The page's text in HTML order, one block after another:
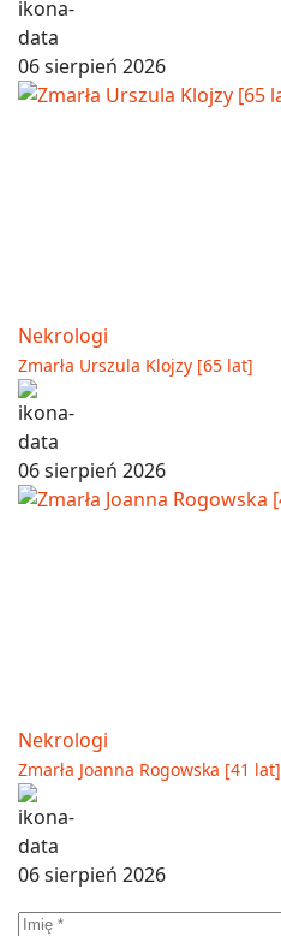
06 sierpień 2026
Nekrologi
Zmarła Urszula Klojzy [65 lat]
06 sierpień 2026
Nekrologi
Zmarła Joanna Rogowska [41 lat]
06 sierpień 2026